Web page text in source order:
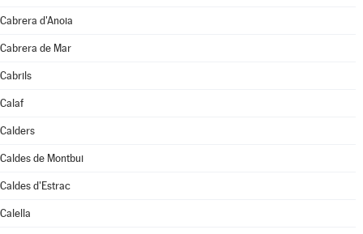
Cabrera d'Anoia
Cabrera de Mar
Cabrils
Calaf
Calders
Caldes de Montbui
Caldes d'Estrac
Calella